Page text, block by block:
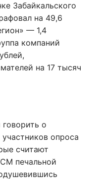
Забайкальского
на 49,6
— 1,4
компаний
на 17 тысяч
о
опроса
считают
печальной